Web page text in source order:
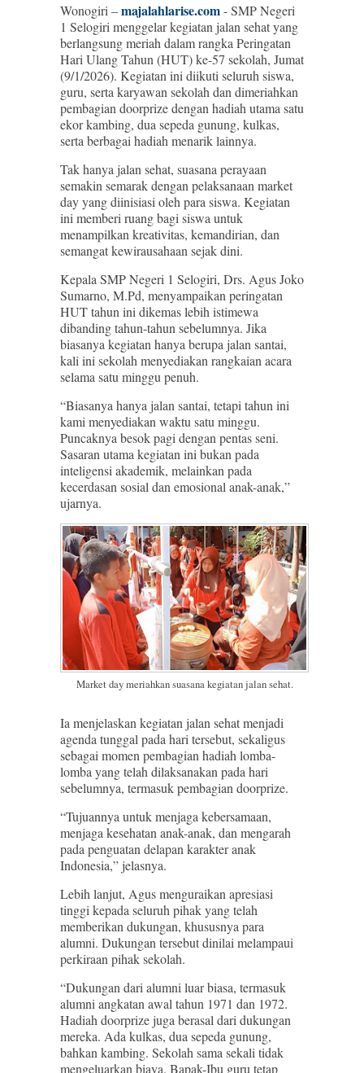
Wonogiri –majalahlarise.com- SMP Negeri
1 Selogiri menggelar kegiatan jalan sehat yang
berlangsung meriah dalam rangka Peringatan
Hari Ulang Tahun (HUT) ke-57 sekolah, Jumat
(9/1/2026). Kegiatan ini diikuti seluruh siswa,
guru, serta karyawan sekolah dan dimeriahkan
pembagian doorprize dengan hadiah utama satu
ekor kambing, dua sepeda gunung, kulkas,
serta berbagai hadiah menarik lainnya.
Tak hanya jalan sehat, suasana perayaan
semakin semarak dengan pelaksanaan market
day yang diinisiasi oleh para siswa. Kegiatan
ini memberi ruang bagi siswa untuk
menampilkan kreativitas, kemandirian, dan
semangat kewirausahaan sejak dini.
Kepala SMP Negeri 1 Selogiri, Drs. Agus Joko
Sumarno, M.Pd, menyampaikan peringatan
HUT tahun ini dikemas lebih istimewa
dibanding tahun-tahun sebelumnya. Jika
biasanya kegiatan hanya berupa jalan santai,
kali ini sekolah menyediakan rangkaian acara
selama satu minggu penuh.
“Biasanya hanya jalan santai, tetapi tahun ini
kami menyediakan waktu satu minggu.
Puncaknya besok pagi dengan pentas seni.
Sasaran utama kegiatan ini bukan pada
inteligensi akademik, melainkan pada
kecerdasan sosial dan emosional anak-anak,”
ujarnya.
Market day meriahkan suasana kegiatan jalan sehat.
Ia menjelaskan kegiatan jalan sehat menjadi
agenda tunggal pada hari tersebut, sekaligus
sebagai momen pembagian hadiah lomba-
lomba yang telah dilaksanakan pada hari
sebelumnya, termasuk pembagian doorprize.
“Tujuannya untuk menjaga kebersamaan,
menjaga kesehatan anak-anak, dan mengarah
pada penguatan delapan karakter anak
Indonesia,” jelasnya.
Lebih lanjut, Agus menguraikan apresiasi
tinggi kepada seluruh pihak yang telah
memberikan dukungan, khususnya para
alumni. Dukungan tersebut dinilai melampaui
perkiraan pihak sekolah.
“Dukungan dari alumni luar biasa, termasuk
alumni angkatan awal tahun 1971 dan 1972.
Hadiah doorprize juga berasal dari dukungan
mereka. Ada kulkas, dua sepeda gunung,
bahkan kambing. Sekolah sama sekali tidak
mengeluarkan biaya. Bapak-Ibu guru tetap